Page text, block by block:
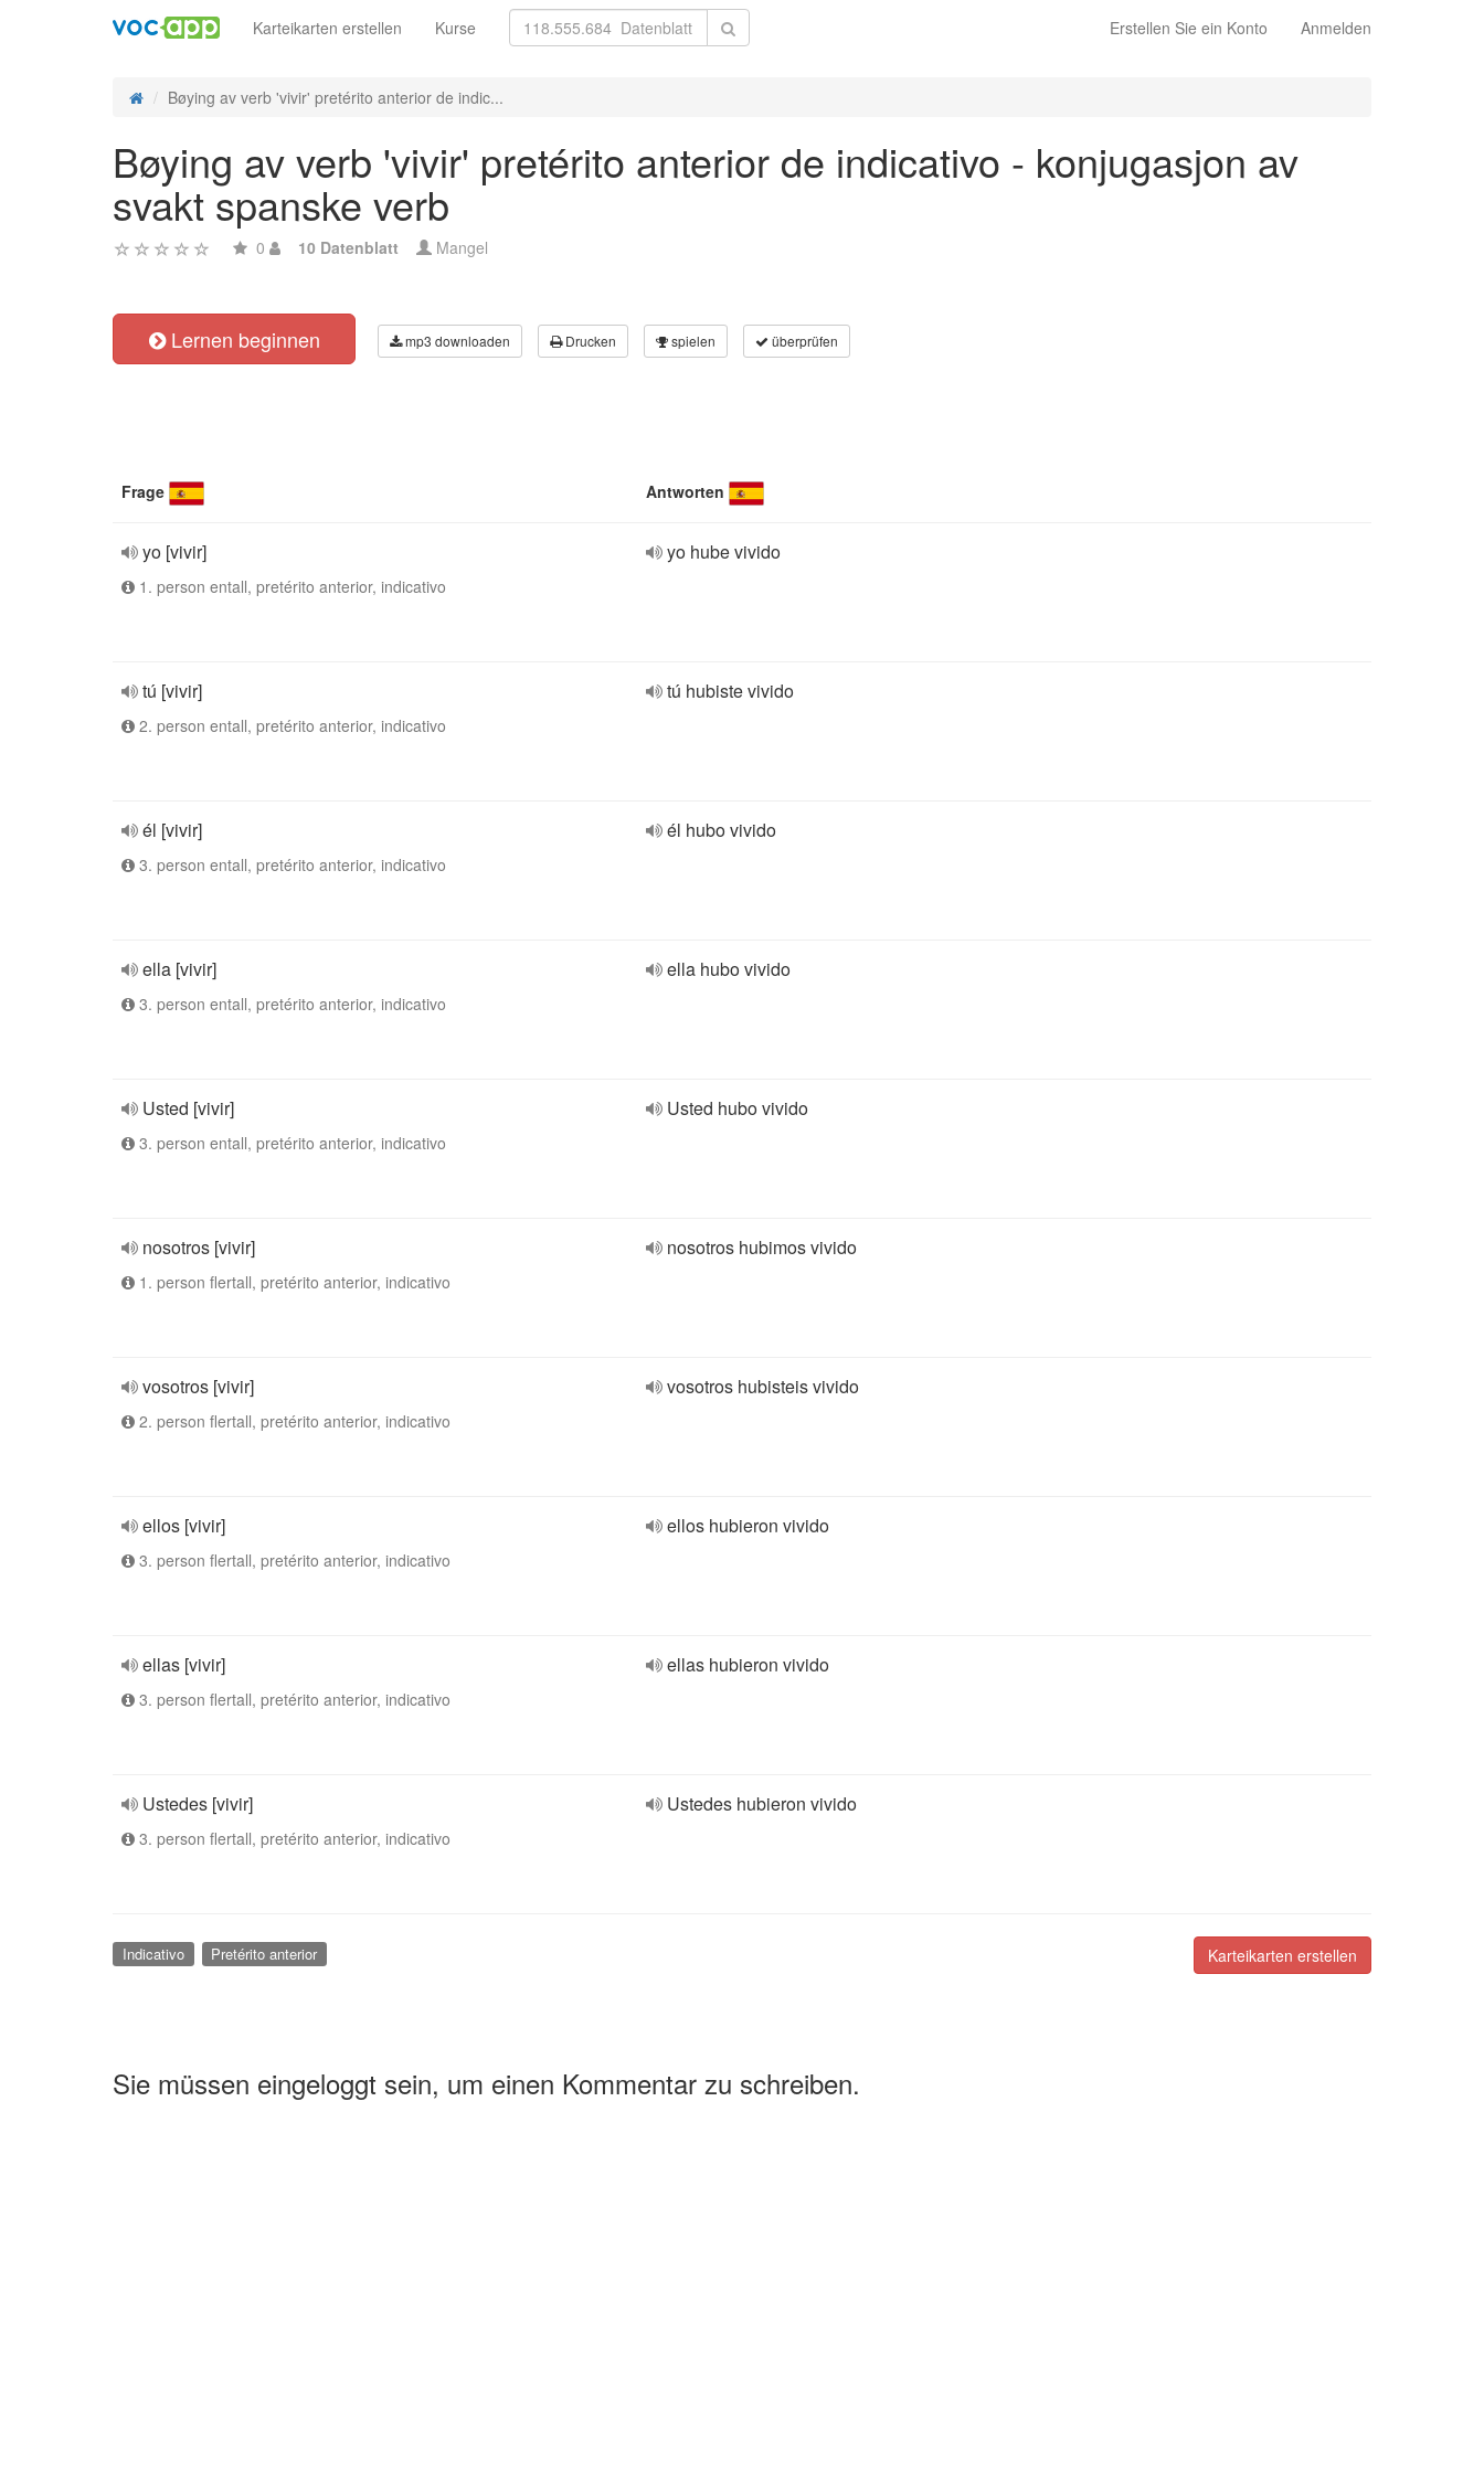
Erstellen Sie ein Konto Anmelden
Karteikarten erstellen Kurse
Bøying av verb 'vivir' pretérito anterior de indic...
Bøying av verb 'vivir' pretérito anterior de indicativo - konjugasjon av
svakt spanske verb
0 10 Datenblatt Mangel
Lernen beginnen mp3 downloaden Drucken spielen überprüfen
Frage Antworten
yo [vivir]
1. person entall, pretérito anterior, indicativo
yo hube vivido
tú [vivir]
2. person entall, pretérito anterior, indicativo
tú hubiste vivido
él [vivir]
3. person entall, pretérito anterior, indicativo
él hubo vivido
ella [vivir]
3. person entall, pretérito anterior, indicativo
ella hubo vivido
Usted [vivir]
3. person entall, pretérito anterior, indicativo
Usted hubo vivido
nosotros [vivir]
1. person flertall, pretérito anterior, indicativo
nosotros hubimos vivido
vosotros [vivir]
2. person flertall, pretérito anterior, indicativo
vosotros hubisteis vivido
ellos [vivir]
3. person flertall, pretérito anterior, indicativo
ellos hubieron vivido
ellas [vivir]
3. person flertall, pretérito anterior, indicativo
ellas hubieron vivido
Ustedes [vivir]
3. person flertall, pretérito anterior, indicativo
Ustedes hubieron vivido
Karteikarten erstellen
Indicativo Pretérito anterior
Sie müssen eingeloggt sein, um einen Kommentar zu schreiben.